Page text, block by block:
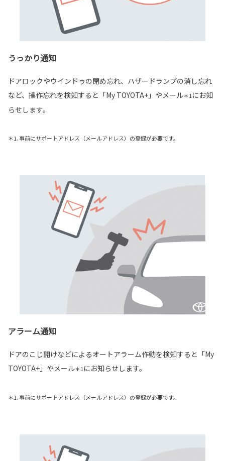
うっかり通知
ドアロックやウインドゥの閉め忘れ、ハザードランプの消し忘れ
など、操作忘れを検知すると「My TOYOTA+」やメール＊1にお知
らせします。
＊1. 事前にサポートアドレス（メールアドレス）の登録が必要です。
アラーム通知
ドアのこじ開けなどによるオートアラーム作動を検知すると「My
TOYOTA+」やメール＊1にお知らせします。
＊1. 事前にサポートアドレス（メールアドレス）の登録が必要です。